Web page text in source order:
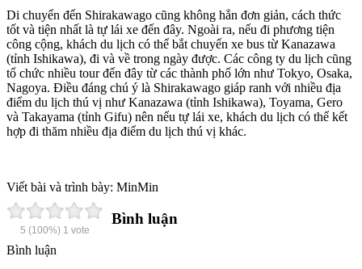
Di chuyển đến Shirakawago cũng không hẳn đơn giản, cách thức
tốt và tiện nhất là tự lái xe đến đây. Ngoài ra, nếu đi phương tiện
công cộng, khách du lịch có thể bắt chuyến xe bus từ Kanazawa
(tỉnh Ishikawa), đi và về trong ngày được. Các công ty du lịch cũng
tổ chức nhiều tour đến đây từ các thành phố lớn như Tokyo, Osaka,
Nagoya. Điều đáng chú ý là Shirakawago giáp ranh với nhiều địa
điểm du lịch thú vị như Kanazawa (tỉnh Ishikawa), Toyama, Gero
và Takayama (tỉnh Gifu) nên nếu tự lái xe, khách du lịch có thể kết
hợp đi thăm nhiều địa điểm du lịch thú vị khác.
Viết bài và trình bày: MinMin
5 (100%) 1 vote
Bình luận
Bình luận